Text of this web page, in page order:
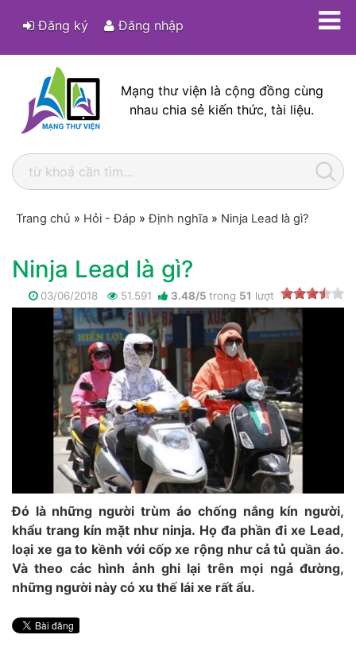
Đăng ký Đăng nhập
Mạng thư viện là cộng đồng cùng
nhau chia sẻ kiến thức, tài liệu.
Trang chủ » Hỏi - Đáp »Định nghĩa » Ninja Lead là gì?
Ninja Lead là gì?
03/06/2018 51.591 3.48/5 trong 51 lượt
Đó là những người trùm áo chống nắng kín người,
khẩu trang kín mặt như ninja. Họ đa phần đi xe Lead,
loại xe ga to kềnh với cốp xe rộng như cả tủ quần áo.
Và theo các hình ảnh ghi lại trên mọi ngả đường,
những người này có xu thế lái xe rất ẩu.